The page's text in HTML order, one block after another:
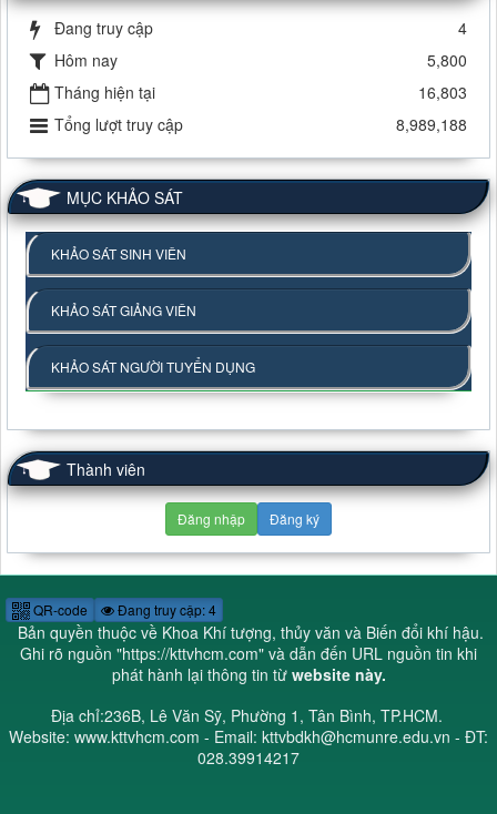
Đang truy cập
4
Hôm nay
5,800
Tháng hiện tại
16,803
Tổng lượt truy cập
8,989,188
MỤC KHẢO SÁT
KHẢO SÁT SINH VIÊN
KHẢO SÁT GIẢNG VIÊN
KHẢO SÁT NGƯỜI TUYỂN DỤNG
Thành viên
Đăng nhập Đăng ký
QR-code Đang truy cập: 4
Bản quyền thuộc về Khoa Khí tượng, thủy văn và Biến đổi khí hậu.
Ghi rõ nguồn "https://kttvhcm.com" và dẫn đến URL nguồn tin khi
phát hành lại thông tin từ website này.
Địa chỉ:236B, Lê Văn Sỹ, Phường 1, Tân Bình, TP.HCM.
Website: www.kttvhcm.com - Email: kttvbdkh@hcmunre.edu.vn - ĐT:
028.39914217